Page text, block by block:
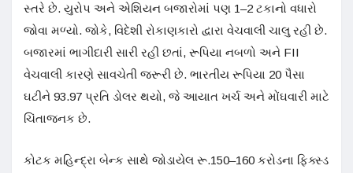
સ્તરે છે. યુરોપ અને એશિયન બજારોમાં પણ 1–2 ટકાનો વધારો
જોવા મળ્યો. જોકે, વિદેશી રોકાણકારો દ્વારા વેચવાલી ચાલુ રહી છે.
બજારમાં ભાગીદારી સારી રહી છતાં, રૂપિયા નબળો અને FII
વેચવાલી કારણે સાવચેતી જરૂરી છે. ભારતીય રૂપિયા 20 પૈસા
ઘટીને 93.97 પ્રતિ ડોલર થયો, જે આયાત ખર્ચ અને મોંઘવારી માટે
ચિંતાજનક છે.
કોટક મહિન્દ્રા બેન્ક સાથે જોડાયેલ રૂ.150–160 કરોડના ફિક્સ્ડ